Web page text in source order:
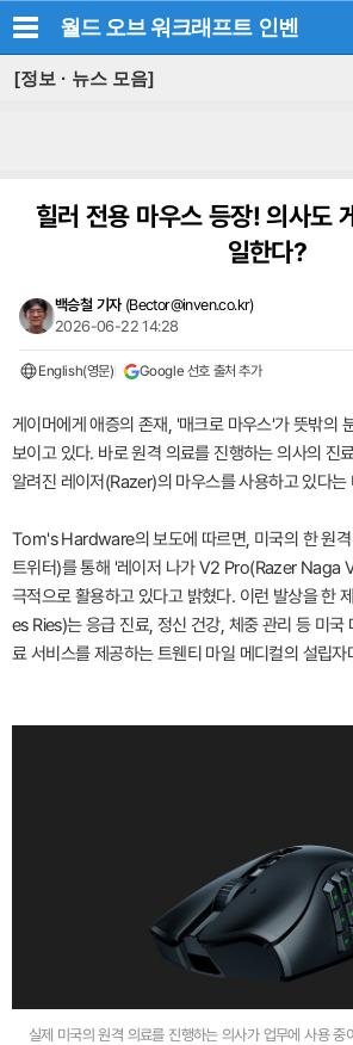
월드 오브 워크래프트 인벤
[정보 · 뉴스 모음]
힐러 전용 마우스 등장! 의사도
일한다?
백승철 기자 (Bector@inven.co.kr)
2026-06-22 14:28
English(영문) Google 선호 출처 추가
게이머에게 애증의 존재, '매크로 마우스'가 뜻밖의
보이고 있다. 바로 원격 의료를 진행하는 의사의 진
알려진 레이저(Razer)의 마우스를 사용하고 있다는
Tom's Hardware의 보도에 따르면, 미국의 한 원
트위터)를 통해 '레이저 나가 V2 Pro(Razer Naga
극적으로 활용하고 있다고 밝혔다. 이런 발상을 한
es Ries)는 응급 진료, 정신 건강, 체중 관리 등 미국
료 서비스를 제공하는 트웬티 마일 메디컬의 설립자
실제 미국의 원격 의료를 진행하는 의사가 업무에 사용